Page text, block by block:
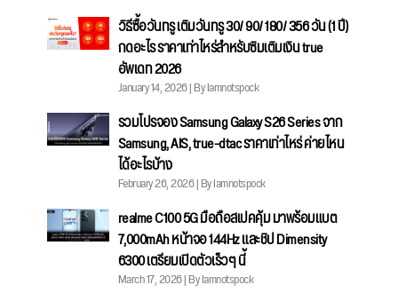
วิธีซื้อวันทรู เติมวันทรู 30/ 90/ 180/ 356 วัน (1 ปี)
กดอะไร ราคาเท่าไหร่สำหรับซิมเติมเงิน true
อัพเดท 2026
January 14, 2026 | By Iamnotspock
รวมโปรจอง Samsung Galaxy S26 Series จาก
Samsung, AIS, true-dtac ราคาเท่าไหร่ ค่ายไหน
ได้อะไรบ้าง
February 26, 2026 | By Iamnotspock
realme C100 5G มือถือสเปคคุ้ม มาพร้อมแบต
7,000mAh หน้าจอ 144Hz และชิป Dimensity
6300 เตรียมเปิดตัวเร็วๆ นี้
March 17, 2026 | By Iamnotspock